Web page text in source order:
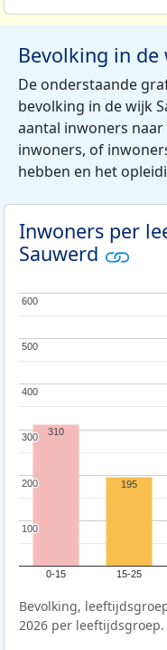
Bevolking in de
De onderstaande
bevolking in de wijk
aantal inwoners
inwoners, of
hebben en het
Inwoners per
Sauwerd
0-15 15-25
100
100
200
200
300
300
400
400
500
500
600
600
310
195
Bevolking,
2026 per leeftijdsgroep.